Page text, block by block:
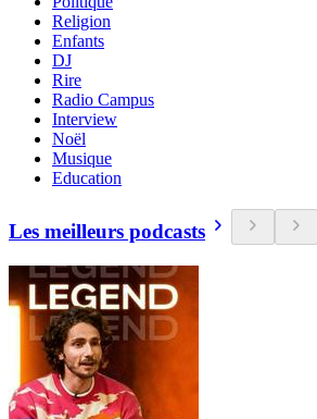
Religion
Enfants
DJ
Rire
Radio Campus
Interview
Noël
Musique
Education
Les meilleurs podcasts